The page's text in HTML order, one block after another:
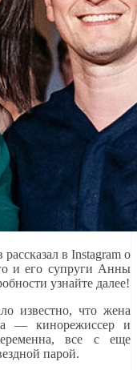
в Instagram о
и его супруги Анны
узнайте далее!
известно, что жена
— кинорежиссер и
все с еще
парой.